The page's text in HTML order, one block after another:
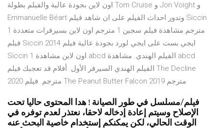
اون لاين بجودة عالية والفيلم بطولة Tom Cruise و Jon Voight و
Emmanuelle Béart وتدور احداث الفيلم على ان شاهد فيلم Siccin
1 مترجم مشاهدة فيلم سجين 1 مترجم اون لاين بسيرفرات متعددة
فيلم Siccin 2014 ايجي بست على ايجي لورد بجودة عالية فيلم
Siccin 1 اون لاين مشاهدة abcd الفيلم الهندي. مشاهدة abcd
الفيلم الهندي السيرفر الأول. أفلام قد تعجبك فيلم The Decline
2020 مترجم. فيلم The Peanut Butter Falcon 2019 مترجم
فيلم/مسلسل في طور الصيانة ! هدا المحتوى حاليا تحت
الإصلاح وسيتم إعادة إدخاله لاحقا، نعتذر لعدم توفره في
الوقت الحالي، لكن يمكنكم إستخدام خاصية البحث عنه